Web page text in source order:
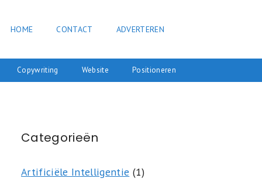
HOME CONTACT ADVERTEREN
Copywriting Website Positioneren
Categorieën
Artificiële Intelligentie (1)